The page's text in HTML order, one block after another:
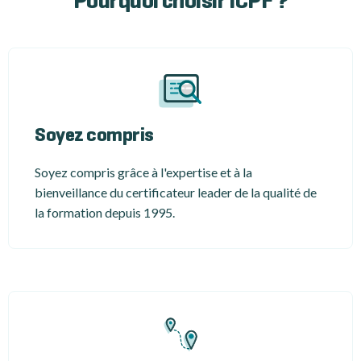
Soyez compris
Soyez compris grâce à l'expertise et à la
bienveillance du certificateur leader de la qualité de
la formation depuis 1995.